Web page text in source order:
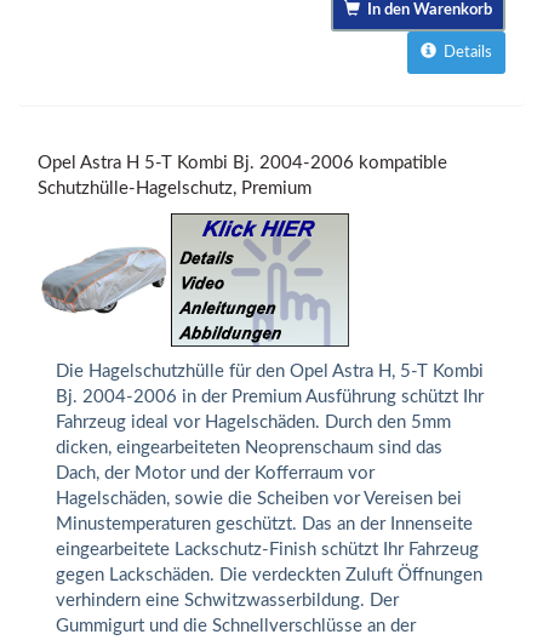
In den Warenkorb
Details
Opel Astra H 5-T Kombi Bj. 2004-2006 kompatible
Schutzhülle-Hagelschutz, Premium
Die Hagelschutzhülle für den Opel Astra H, 5-T Kombi
Bj. 2004-2006 in der Premium Ausführung schützt Ihr
Fahrzeug ideal vor Hagelschäden. Durch den 5mm
dicken, eingearbeiteten Neoprenschaum sind das
Dach, der Motor und der Kofferraum vor
Hagelschäden, sowie die Scheiben vor Vereisen bei
Minustemperaturen geschützt. Das an der Innenseite
eingearbeitete Lackschutz-Finish schützt Ihr Fahrzeug
gegen Lackschäden. Die verdeckten Zuluft Öffnungen
verhindern eine Schwitzwasserbildung. Der
Gummigurt und die Schnellverschlüsse an der